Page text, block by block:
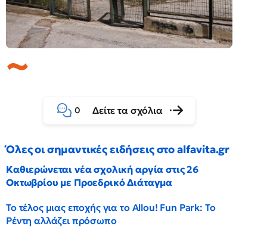
0 Δείτε τα σχόλια
Όλες οι σημαντικές ειδήσεις στο alfavita.gr
Καθιερώνεται νέα σχολική αργία στις 26
Οκτωβρίου με Προεδρικό Διάταγμα
Το τέλος μιας εποχής για το Allou! Fun Park: Το
Ρέντη αλλάζει πρόσωπο